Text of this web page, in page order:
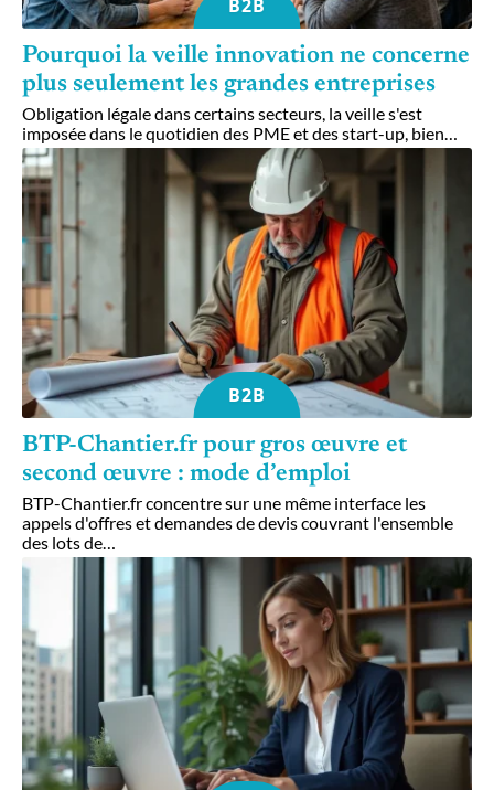
B2B
Pourquoi la veille innovation ne concerne
plus seulement les grandes entreprises
Obligation légale dans certains secteurs, la veille s'est
imposée dans le quotidien des PME et des start-up, bien…
B2B
BTP-Chantier.fr pour gros œuvre et
second œuvre : mode d’emploi
BTP-Chantier.fr concentre sur une même interface les
appels d'offres et demandes de devis couvrant l'ensemble
des lots de…